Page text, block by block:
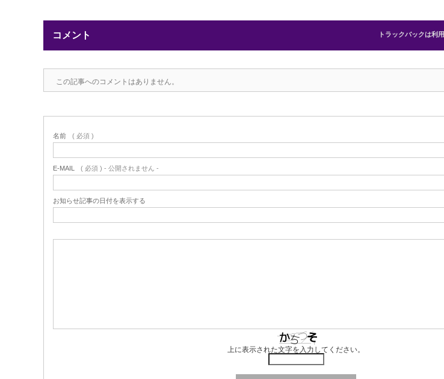
コメント トラックバックは利
この記事へのコメントはありません。
名前 ( 必須 )
E-MAIL ( 必須 ) - 公開されません -
お知らせ記事の日付を表示する
上に表示された文字を入力してください。